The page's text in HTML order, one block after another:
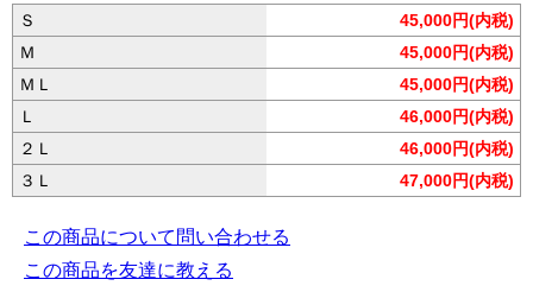
Ｓ
45,000円(内税)
Ｍ
45,000円(内税)
ＭＬ
45,000円(内税)
Ｌ
46,000円(内税)
２Ｌ
46,000円(内税)
３Ｌ
47,000円(内税)
この商品について問い合わせる
この商品を友達に教える